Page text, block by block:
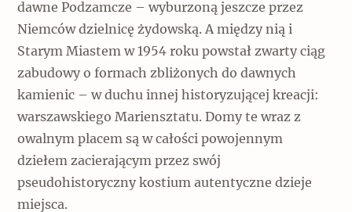
dawne Podzamcze – wyburzoną jeszcze przez
Niemców dzielnicę żydowską. A między nią i
Starym Miastem w 1954 roku powstał zwarty ciąg
zabudowy o formach zbliżonych do dawnych
kamienic – w duchu innej historyzującej kreacji:
warszawskiego Mariensztatu. Domy te wraz z
owalnym placem są w całości powojennym
dziełem zacierającym przez swój
pseudohistoryczny kostium autentyczne dzieje
miejsca.